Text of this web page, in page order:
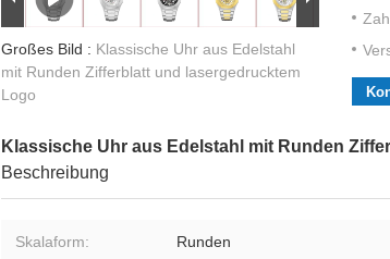
Großes Bild : Klassische Uhr aus Edelstahl
mit Runden Zifferblatt und lasergedrucktem
Logo
Klassische Uhr aus Edelstahl mit Runden
Beschreibung
Skalaform: Runden